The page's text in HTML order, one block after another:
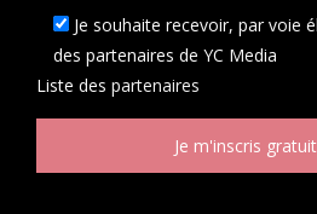
Je souhaite recevoir, par voie
des partenaires de YC Media
Liste des partenaires